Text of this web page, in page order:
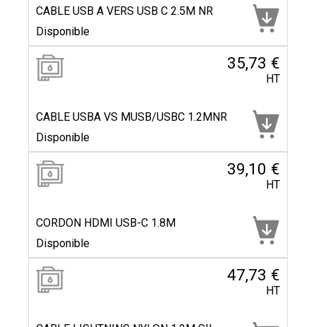
CABLE USB A VERS USB C 2.5M NR
Disponible
35,73 €
HT
CABLE USBA VS MUSB/USBC 1.2MNR
Disponible
39,10 €
HT
CORDON HDMI USB-C 1.8M
Disponible
47,73 €
HT